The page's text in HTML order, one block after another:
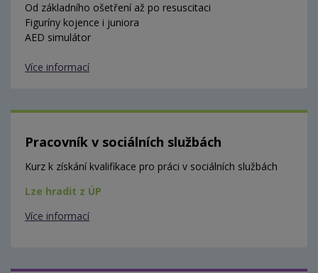
Od základního ošetření až po resuscitaci
Figuríny kojence i juniora
AED simulátor
Více informací
Pracovník v sociálních službách
Kurz k získání kvalifikace pro práci v sociálních službách
Lze hradit z ÚP
Více informací